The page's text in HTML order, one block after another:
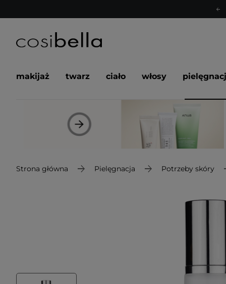
makijaż twarz ciało włosy
Strona główna Pielęgnacja Potrzeby skóry